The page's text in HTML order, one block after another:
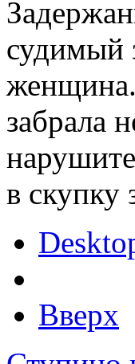
судимый
женщина.
забрала
в скупку
Вверх